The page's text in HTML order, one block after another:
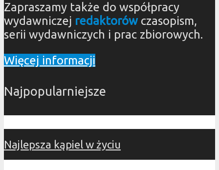
Zapraszamy także do współpracy
wydawniczej redaktorówczasopism,
serii wydawniczych i prac zbiorowych.
Więcej informacji
Najpopularniejsze
Najlepsza kąpiel w życiu